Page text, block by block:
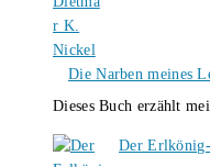
Die Narben meines
Dieses Buch erzählt
Der